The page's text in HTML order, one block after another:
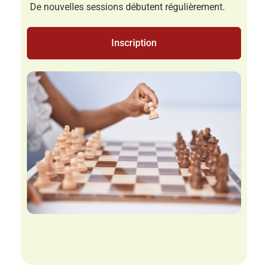
De nouvelles sessions débutent régulièrement.
Inscription